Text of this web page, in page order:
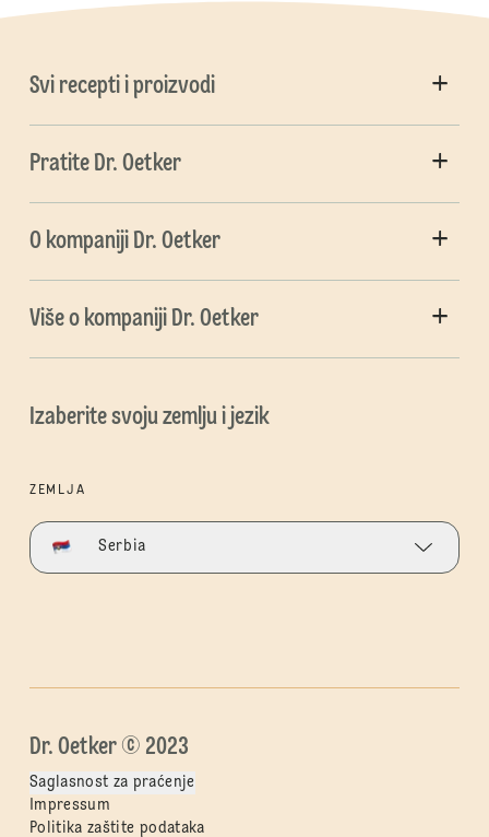
Svi recepti i proizvodi
Pratite Dr. Oetker
O kompaniji Dr. Oetker
Više o kompaniji Dr. Oetker
Izaberite svoju zemlju i jezik
ZEMLJA
Serbia
Dr. Oetker © 2023
Saglasnost za praćenje
Impressum
Politika zaštite podataka